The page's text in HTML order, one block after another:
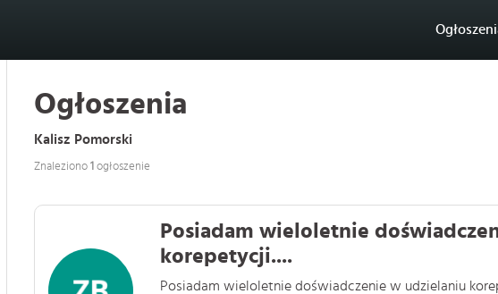
Ogłoszenia
Kalisz Pomorski
Znaleziono 1 ogłoszenie
Posiadam wieloletnie
korepetycji....
Posiadam wieloletnie doświadczenie w udzielaniu